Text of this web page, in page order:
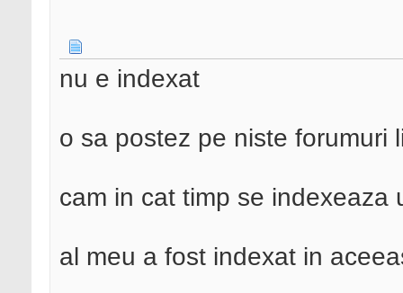
nu e indexat
o sa postez pe niste forumuri
cam in cat timp se indexeaza
al meu a fost indexat in